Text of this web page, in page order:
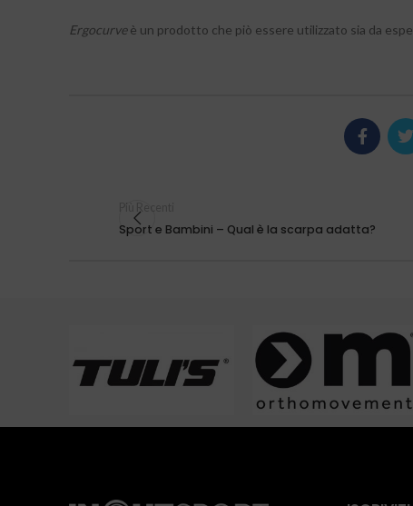
Ergocurveè un prodotto che piò essere utilizzato sia da
Più Recenti
Sport e Bambini – Qual è la scarpa adatta?